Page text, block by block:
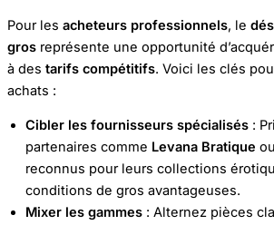
Pour les acheteurs professionnels, le
gros représente une opportunité
à des tarifs compétitifs. Voici les clés
achats :
Cibler les fournisseurs spécialisés :
partenaires comme Levana Bratique ou
reconnus pour leurs collections
conditions de gros avantageuses.
Mixer les gammes : Alternez pièces